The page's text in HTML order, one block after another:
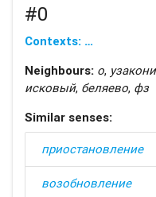
#0
Contexts: …
Neighbours: о,
исковый, беляево, фз
Similar senses:
приостановление
возобновление